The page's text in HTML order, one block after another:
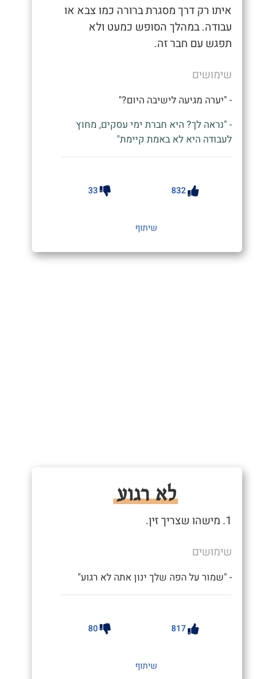
איתו רק דרך מסגרת ברורה כמו צבא או
עבודה. במהלך הסופש כמעט ולא
תפגש עם חבר זה.
שימושים
- "יערה מגיעה לישיבה היום?"
- "נראה לך? היא חברת ימי עסקים, מחוץ
לעבודה היא לא באמת קיימת"
832
33
שיתוף
לא רגוע
1. מישהו שצריך זין.
שימושים
- "שמור על הפה שלך ינון אתה לא רגוע"
817
80
שיתוף